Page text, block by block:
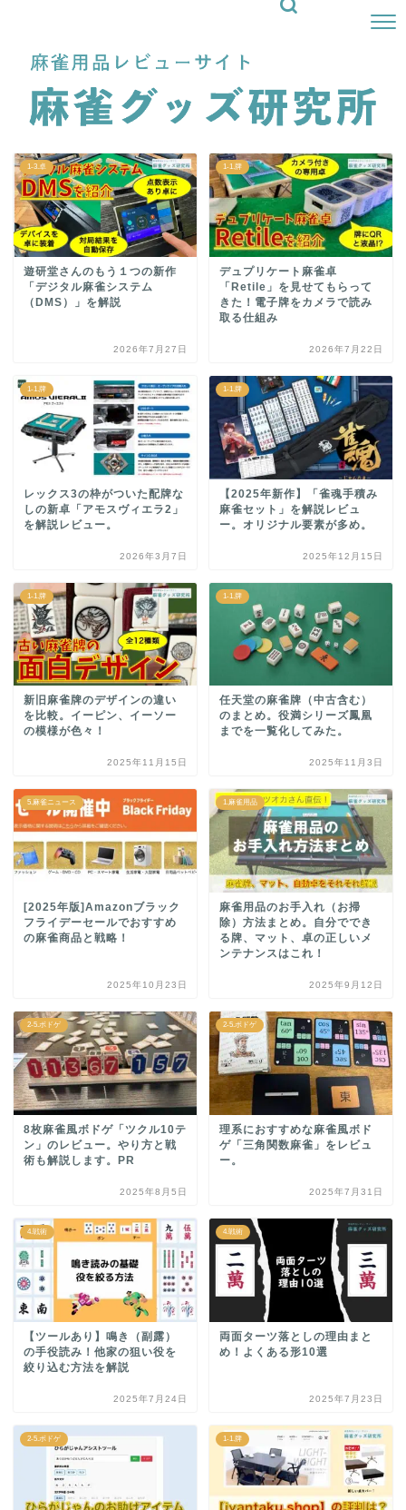
1-3.卓
遊研堂さんのもう１つの新作
「デジタル麻雀システム
（DMS）」を解説
2026年7月27日
1-1.牌
デュプリケート麻雀卓
「Retile」を見せてもらって
きた！電子牌をカメラで読み
取る仕組み
2026年7月22日
1-1.牌
レックス3の枠がついた配牌な
しの新卓「アモスヴィエラ2」
を解説レビュー。
2026年3月7日
1-1.牌
【2025年新作】「雀魂手積み
麻雀セット」を解説レビュ
ー。オリジナル要素が多め。
2025年12月15日
1-1.牌
新旧麻雀牌のデザインの違い
を比較。イーピン、イーソー
の模様が色々！
2025年11月15日
1-1.牌
任天堂の麻雀牌（中古含む）
のまとめ。役満シリーズ鳳凰
までを一覧化してみた。
2025年11月3日
5.麻雀ニュース
[2025年版]Amazonブラック
フライデーセールでおすすめ
の麻雀商品と戦略！
2025年10月23日
1.麻雀用品
麻雀用品のお手入れ（お掃
除）方法まとめ。自分ででき
る牌、マット、卓の正しいメ
ンテナンスはこれ！
2025年9月12日
2-5.ボドゲ
8枚麻雀風ボドゲ「ツクル10テ
ン」のレビュー。やり方と戦
術も解説します。PR
2025年8月5日
2-5.ボドゲ
理系におすすめな麻雀風ボド
ゲ「三角関数麻雀」をレビュ
ー。
2025年7月31日
4.戦術
【ツールあり】鳴き（副露）
の手役読み！他家の狙い役を
絞り込む方法を解説
2025年7月24日
4.戦術
両面ターツ落としの理由まと
め！よくある形10選
2025年7月23日
2-5.ボドゲ 1-1.牌